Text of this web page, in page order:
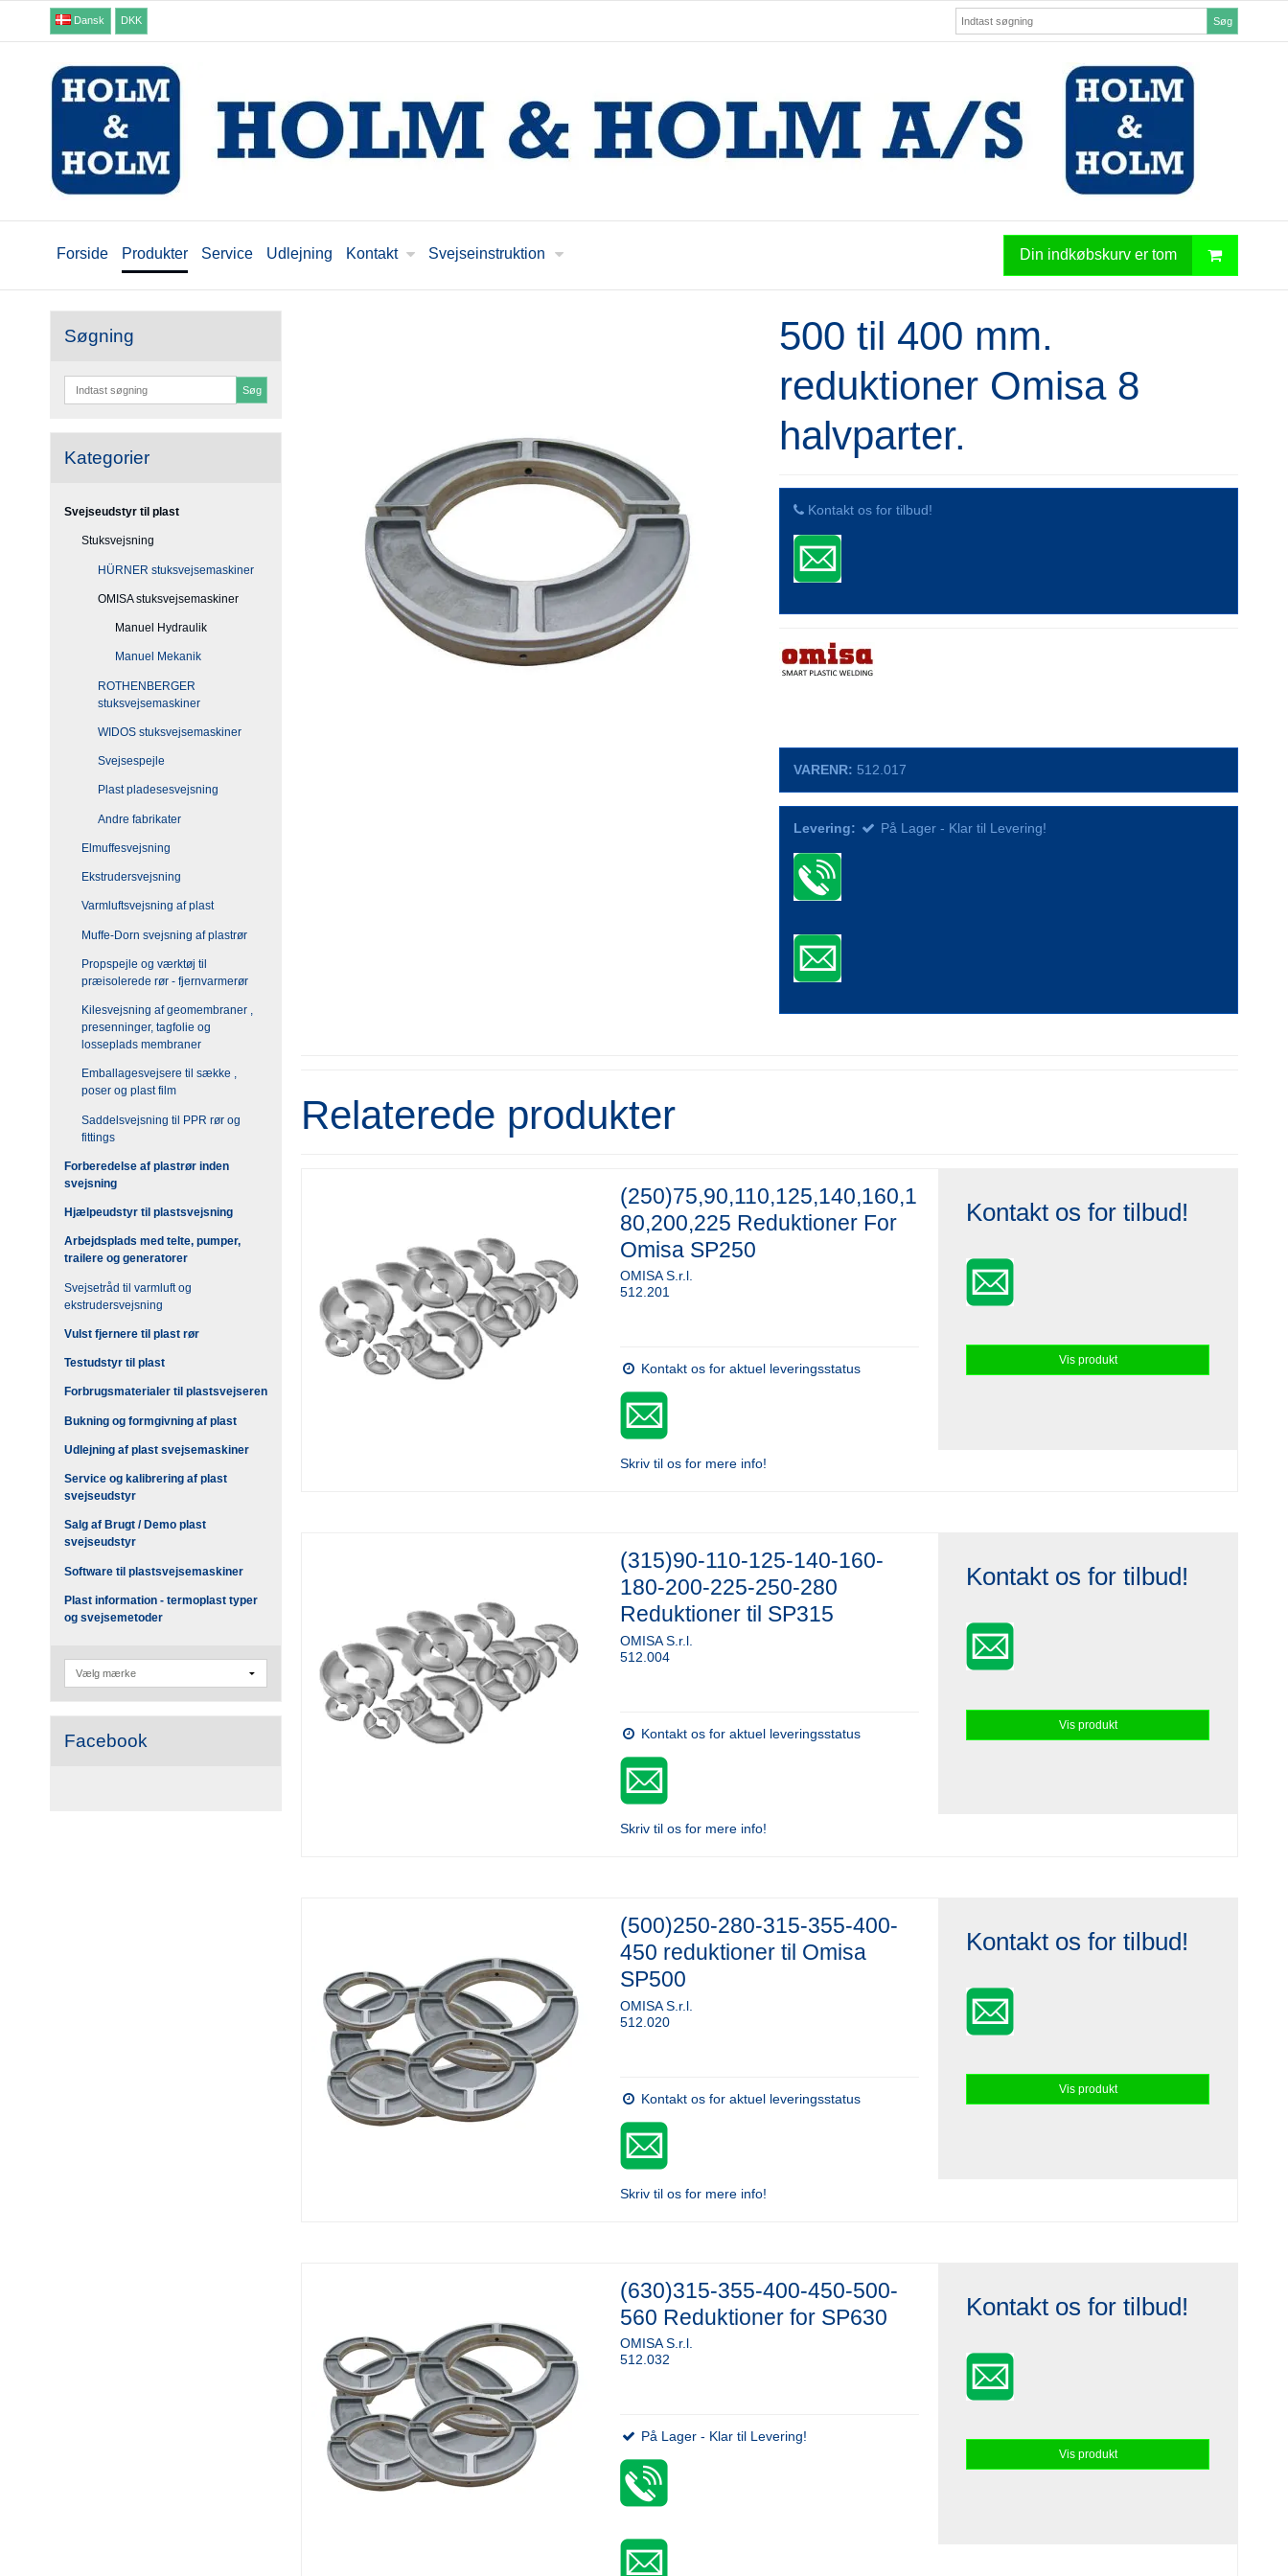
Dansk DKK Søg
Forside Produkter Service Udlejning Kontakt Svejseinstruktion Din indkøbskurv er tom
Søgning
Søg
Kategorier
Svejseudstyr til plast
Stuksvejsning
HÜRNER stuksvejsemaskiner
OMISA stuksvejsemaskiner
Manuel Hydraulik
Manuel Mekanik
ROTHENBERGER
stuksvejsemaskiner
WIDOS stuksvejsemaskiner
Svejsespejle
Plast pladesesvejsning
Andre fabrikater
Elmuffesvejsning
Ekstrudersvejsning
Varmluftsvejsning af plast
Muffe-Dorn svejsning af plastrør
Propspejle og værktøj til
præisolerede rør - fjernvarmerør
Kilesvejsning af geomembraner ,
presenninger, tagfolie og
losseplads membraner
Emballagesvejsere til sække ,
poser og plast film
Saddelsvejsning til PPR rør og
fittings
Forberedelse af plastrør inden
svejsning
Hjælpeudstyr til plastsvejsning
Arbejdsplads med telte, pumper,
trailere og generatorer
Svejsetråd til varmluft og
ekstrudersvejsning
Vulst fjernere til plast rør
Testudstyr til plast
Forbrugsmaterialer til plastsvejseren
Bukning og formgivning af plast
Udlejning af plast svejsemaskiner
Service og kalibrering af plast
svejseudstyr
Salg af Brugt / Demo plast
svejseudstyr
Software til plastsvejsemaskiner
Plast information - termoplast typer
og svejsemetoder
Facebook
500 til 400 mm.
reduktioner Omisa 8
halvparter.
Kontakt os for tilbud!
VARENR: 512.017
Levering: På Lager - Klar til Levering!
Relaterede produkter
(250)75,90,110,125,140,160,1
80,200,225 Reduktioner For
Omisa SP250
OMISA S.r.l.
512.201
Kontakt os for aktuel leveringsstatus
Skriv til os for mere info!
Kontakt os for tilbud!
Vis produkt
(315)90-110-125-140-160-
180-200-225-250-280
Reduktioner til SP315
OMISA S.r.l.
512.004
Kontakt os for aktuel leveringsstatus
Skriv til os for mere info!
Kontakt os for tilbud!
Vis produkt
(500)250-280-315-355-400-
450 reduktioner til Omisa
SP500
OMISA S.r.l.
512.020
Kontakt os for aktuel leveringsstatus
Skriv til os for mere info!
Kontakt os for tilbud!
Vis produkt
(630)315-355-400-450-500-
560 Reduktioner for SP630
OMISA S.r.l.
512.032
På Lager - Klar til Levering!
Kontakt os for tilbud!
Vis produkt